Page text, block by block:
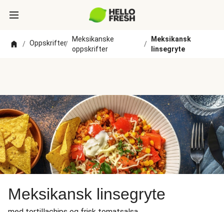
/ Oppskrifter/
Meksikanske
oppskrifter
/
Meksikansk
linsegryte
Meksikansk linsegryte